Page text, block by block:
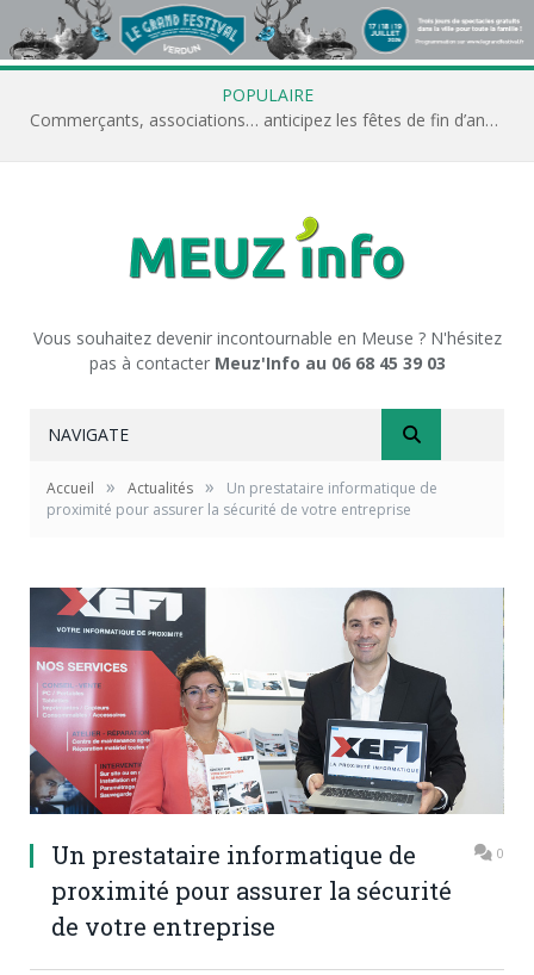
POPULAIRE
Commerçants, associations… anticipez les fêtes de fin d’année avec Meuz’Info
Vous souhaitez devenir incontournable en Meuse ? N'hésitez
pas à contacter Meuz'Info au 06 68 45 39 03
NAVIGATE
Accueil » Actualités »
Un prestataire informatique de
proximité pour assurer la sécurité de votre entreprise
Un prestataire informatique de
proximité pour assurer la sécurité
de votre entreprise
0